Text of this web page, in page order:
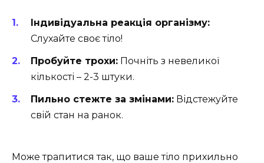
Індивідуальна реакція організму:
Слухайте своє тіло!
Пробуйте трохи: Почніть з невеликої
кількості – 2-3 штуки.
Пильно стежте за змінами: Відстежуйте
свій стан на ранок.
Може трапитися так, що ваше тіло прихильно